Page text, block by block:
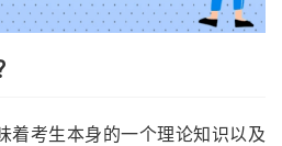
着考生本身的一个理论知识以及